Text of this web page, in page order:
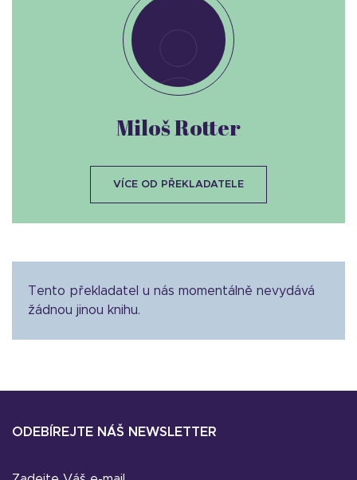
Tento překladatel u nás momentálně nevydává
žádnou jinou knihu.
Miloš Rotter
VÍCE OD PŘEKLADATELE
ODEBÍREJTE NÁŠ NEWSLETTER